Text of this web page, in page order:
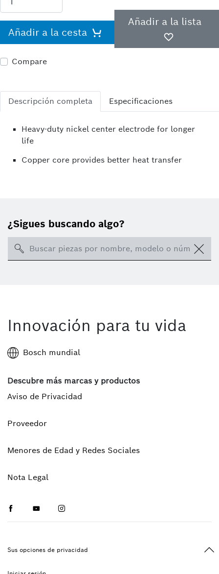
Añadir a la cesta
Añadir a la lista
Compare
Descripción completa Especificaciones
Heavy-duty nickel center electrode for longer
life
Copper core provides better heat transfer
¿Sigues buscando algo?
Search
Innovación para tu vida
Bosch mundial
Descubre más marcas y productos
Aviso de Privacidad
Proveedor
Menores de Edad y Redes Sociales
Nota Legal
FacebookYoutubeInstagram
Sus opciones de privacidad